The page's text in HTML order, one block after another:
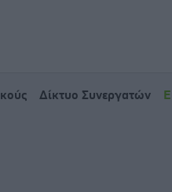
Δίκτυο Συνεργατών